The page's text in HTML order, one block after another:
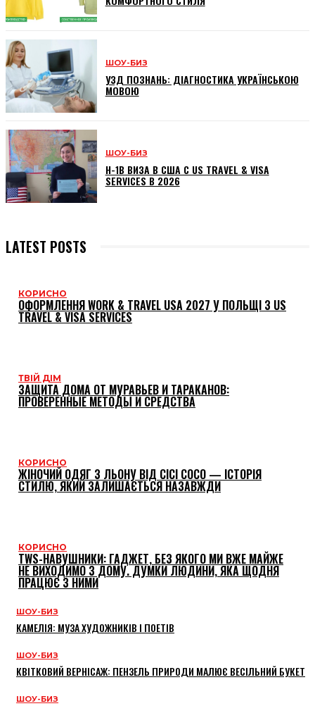
ШОУ-БИЗ
УЗД ПОЗНАНЬ: ДІАГНОСТИКА УКРАЇНСЬКОЮ
МОВОЮ
ШОУ-БИЗ
H-1B ВИЗА В США С US TRAVEL & VISA
SERVICES В 2026
LATEST POSTS
КОРИСНО
ОФОРМЛЕННЯ WORK & TRAVEL USA 2027 У ПОЛЬЩІ З US
TRAVEL & VISA SERVICES
ТВІЙ ДІМ
ЗАЩИТА ДОМА ОТ МУРАВЬЕВ И ТАРАКАНОВ:
ПРОВЕРЕННЫЕ МЕТОДЫ И СРЕДСТВА
КОРИСНО
ЖІНОЧИЙ ОДЯГ З ЛЬОНУ ВІД CICI COCO — ІСТОРІЯ
СТИЛЮ, ЯКИЙ ЗАЛИШАЄТЬСЯ НАЗАВЖДИ
КОРИСНО
TWS-НАВУШНИКИ: ГАДЖЕТ, БЕЗ ЯКОГО МИ ВЖЕ МАЙЖЕ
НЕ ВИХОДИМО З ДОМУ. ДУМКИ ЛЮДИНИ, ЯКА ЩОДНЯ
ПРАЦЮЄ З НИМИ
ШОУ-БИЗ
КАМЕЛІЯ: МУЗА ХУДОЖНИКІВ І ПОЕТІВ
ШОУ-БИЗ
КВІТКОВИЙ ВЕРНІСАЖ: ПЕНЗЕЛЬ ПРИРОДИ МАЛЮЄ ВЕСІЛЬНИЙ БУКЕТ
ШОУ-БИЗ